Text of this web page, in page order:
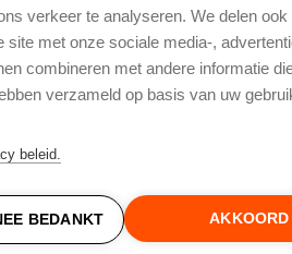
verkeer te analyseren. We delen
site met onze sociale media-,
combineren met andere informatie
verzameld op basis van uw
beleid.
BEDANKT AKKOORD